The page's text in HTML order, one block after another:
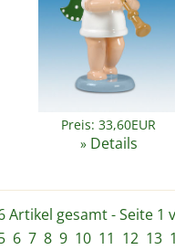
Preis: 33,60EUR
» Details
Artikel gesamt - Seite 1
6 7 8 9 10 11 12 13